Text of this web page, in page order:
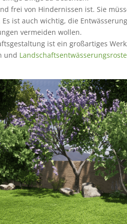
frei von Hindernissen ist. Sie
ist auch wichtig, die
vermeiden wollen.
ist ein großartiges
und